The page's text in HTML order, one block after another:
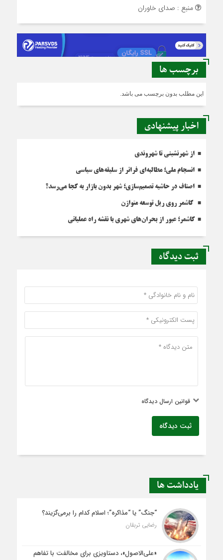
منبع : صدای خاوران
برچسب ها
این مطلب بدون برچسب می باشد.
اخبار پیشنهادی
از شهرنشینی تا شهروندی
انسجام ملی؛ مطالبه‌ای فراتر از سلیقه‌های سیاسی
اصناف در حاشیه تصمیم‌سازی؛ شهر بدون بازار به کجا می‌رسد؟
کاشمر روی ریل توسعه متوازن
کاشمر؛ عبور از بحران‌های شهری با نقشه راه عملیاتی
ثبت دیدگاه
قوانین ارسال دیدگاه
ثبت دیدگاه
یادداشت ها
“جنگ” یا “مذاکره”؛ اسلام کدام را برمی‌گزیند؟
رضایی تربقان
«علی‌الاصول»، دستاویزی برای مخالفت با تفاهم